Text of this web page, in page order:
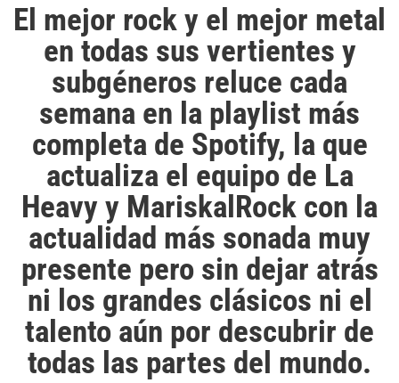
El mejor rock y el mejor metal
en todas sus vertientes y
subgéneros reluce cada
semana en la playlist más
completa de Spotify, la que
actualiza el equipo de La
Heavy y MariskalRock con la
actualidad más sonada muy
presente pero sin dejar atrás
ni los grandes clásicos ni el
talento aún por descubrir de
todas las partes del mundo.